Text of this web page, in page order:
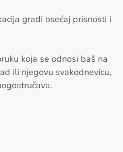
gradi osećaj prisnosti i
koja se odnosi baš na
ili njegovu svakodnevicu,